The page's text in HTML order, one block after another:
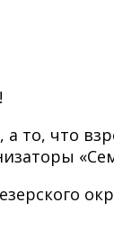
то, что